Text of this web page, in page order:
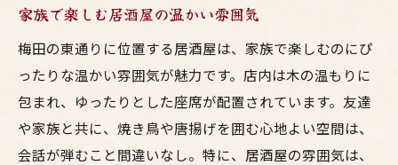
家族で楽しむ居酒屋の温かい雰囲気
梅田の東通りに位置する居酒屋は、家族で楽しむのにぴ
ったりな温かい雰囲気が魅力です。店内は木の温もりに
包まれ、ゆったりとした座席が配置されています。友達
や家族と共に、焼き鳥や唐揚げを囲む心地よい空間は、
会話が弾むこと間違いなし。特に、居酒屋の雰囲気は、